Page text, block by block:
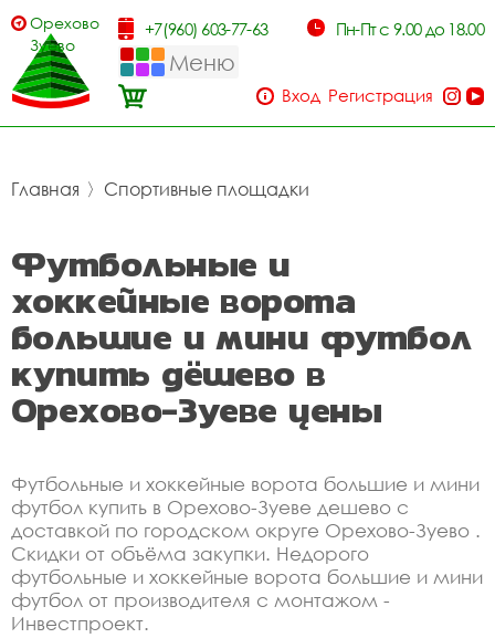
Орехово-
Зуево
+7(960) 603-77-63 Пн-Пт с 9.00 до 18.00
Меню
Вход Регистрация
Главная 〉 Спортивные площадки
Футбольные и
хоккейные ворота
большие и мини футбол
купить дёшево в
Орехово-Зуеве цены
Футбольные и хоккейные ворота большие и мини
футбол купить в Орехово-Зуеве дешево с
доставкой по городском округе Орехово-Зуево .
Скидки от объёма закупки. Недорого
футбольные и хоккейные ворота большие и мини
футбол от производителя с монтажом -
Инвестпроект.